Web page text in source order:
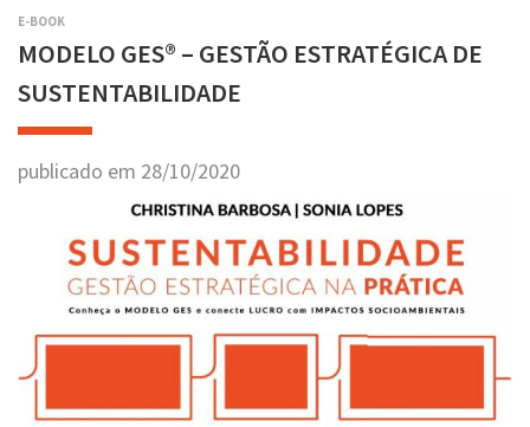
E-BOOK
MODELO GES® – GESTÃO ESTRATÉGICA DE
SUSTENTABILIDADE
publicado em 28/10/2020